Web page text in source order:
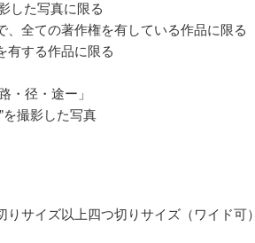
した写真に限る
全ての著作権を有している作品に限る
有する作品に限る
・径・途ー」
を撮影した写真
サイズ以上四つ切りサイズ（ワイド可）